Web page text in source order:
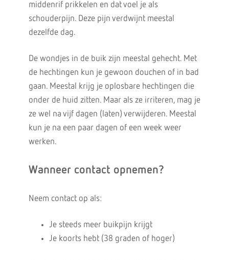
middenrif prikkelen en dat voel je als
schouderpijn. Deze pijn verdwijnt meestal
dezelfde dag.
De wondjes in de buik zijn meestal gehecht. Met
de hechtingen kun je gewoon douchen of in bad
gaan. Meestal krijg je oplosbare hechtingen die
onder de huid zitten. Maar als ze irriteren, mag je
ze wel na vijf dagen (laten) verwijderen. Meestal
kun je na een paar dagen of een week weer
werken.
Wanneer contact opnemen?
Neem contact op als:
Je steeds meer buikpijn krijgt
Je koorts hebt (38 graden of hoger)